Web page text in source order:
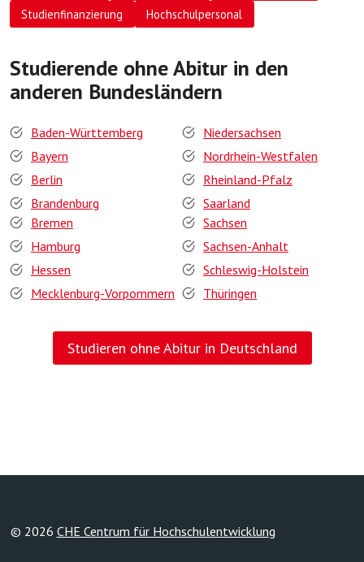
Studienfinanzierung
Hochschulpersonal
Studierende ohne Abitur in den
anderen Bundesländern
Baden-Württemberg
Bayern
Berlin
Brandenburg
Bremen
Hamburg
Hessen
Mecklenburg-Vorpommern
Niedersachsen
Nordrhein-Westfalen
Rheinland-Pfalz
Saarland
Sachsen
Sachsen-Anhalt
Schleswig-Holstein
Thüringen
Studieren ohne Abitur in Deutschland
© 2026 CHE Centrum für Hochschulentwicklung